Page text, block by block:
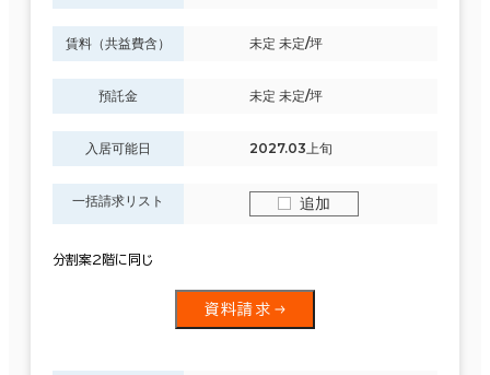
賃料（共益費含） 未定 未定/坪
預託金 未定 未定/坪
入居可能日 2027.03上旬
一括請求リスト 追加
分割案2階に同じ
資料請求